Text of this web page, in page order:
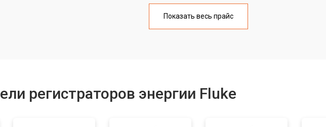
от 40 мин
Показать весь прайс
регистраторов энергии Fluke